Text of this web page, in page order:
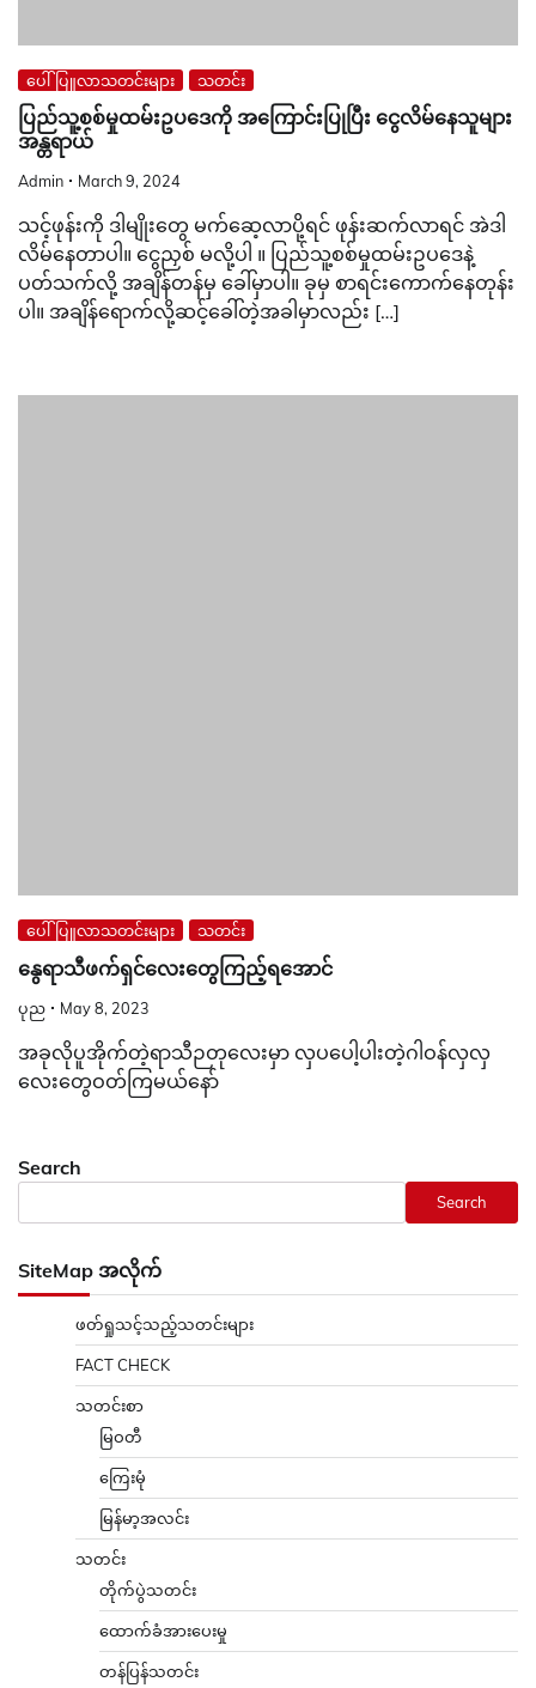
ပေါ်ပြူလာသတင်းများ သတင်း
ပြည်သူ့စစ်မှုထမ်းဥပဒေကို အကြောင်းပြုပြီး ငွေလိမ်နေသူများ
အန္တရာယ်
Admin March 9, 2024
သင့်ဖုန်းကို ဒါမျိုးတွေ မက်ဆေ့လာပို့ရင် ဖုန်းဆက်လာရင် အဲဒါ
လိမ်နေတာပါ။ ငွေညှစ် မလို့ပါ ။ ပြည်သူ့စစ်မှုထမ်းဥပဒေနဲ့
ပတ်သက်လို့ အချိန်တန်မှ ခေါ်မှာပါ။ ခုမှ စာရင်းကောက်နေတုန်း
ပါ။ အချိန်ရောက်လို့ဆင့်ခေါ်တဲ့အခါမှာလည်း […]
ပေါ်ပြူလာသတင်းများ သတင်း
နွေရာသီဖက်ရှင်လေးတွေကြည့်ရအောင်
ပုည May 8, 2023
အခုလိုပူအိုက်တဲ့ရာသီဉတုလေးမှာ လှပပေါ့ပါးတဲ့ဂါဝန်လှလှ
လေးတွေဝတ်ကြမယ်နော်
Search
Search
SiteMap အလိုက်
ဖတ်ရှုသင့်သည့်သတင်းများ
FACT CHECK
သတင်းစာ
မြဝတီ
ကြေးမုံ
မြန်မာ့အလင်း
သတင်း
တိုက်ပွဲသတင်း
ထောက်ခံအားပေးမှု
တန်ပြန်သတင်း